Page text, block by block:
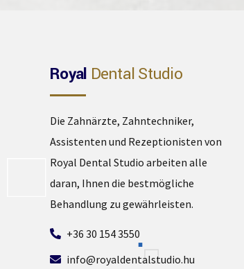
Royal Dental Studio
Die Zahnärzte, Zahntechniker,
Assistenten und Rezeptionisten von
Royal Dental Studio arbeiten alle
daran, Ihnen die bestmögliche
Behandlung zu gewährleisten.
+36 30 154 3550
info@royaldentalstudio.hu